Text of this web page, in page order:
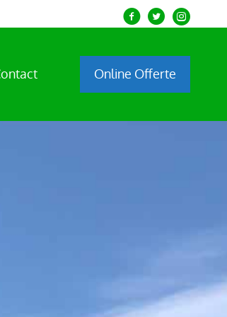
Contact Online Offerte